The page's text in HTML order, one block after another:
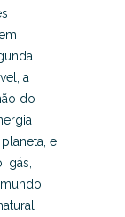
a
do
e
gás,